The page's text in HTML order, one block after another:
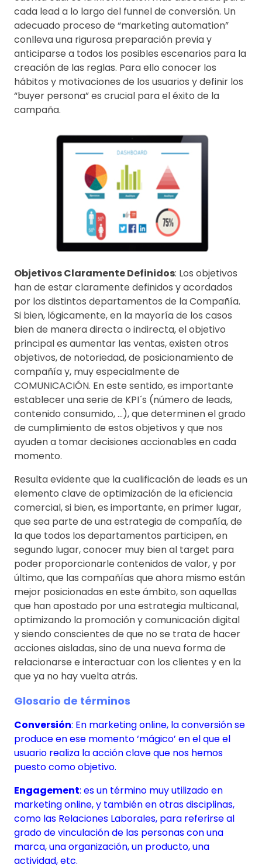
cada lead a lo largo del funnel de conversión. Un
adecuado proceso de “marketing automation”
conlleva una rigurosa preparación previa y
anticiparse a todos los posibles escenarios para la
creación de las reglas. Para ello conocer los
hábitos y motivaciones de los usuarios y definir los
“buyer persona” es crucial para el éxito de la
campaña.
Objetivos Claramente Definidos: Los objetivos
han de estar claramente definidos y acordados
por los distintos departamentos de la Compañía.
Si bien, lógicamente, en la mayoría de los casos
bien de manera directa o indirecta, el objetivo
principal es aumentar las ventas, existen otros
objetivos, de notoriedad, de posicionamiento de
compañía y, muy especialmente de
COMUNICACIÓN. En este sentido, es importante
establecer una serie de KPI´s (número de leads,
contenido consumido, …), que determinen el grado
de cumplimiento de estos objetivos y que nos
ayuden a tomar decisiones accionables en cada
momento.
Resulta evidente que la cualificación de leads es un
elemento clave de optimización de la eficiencia
comercial, si bien, es importante, en primer lugar,
que sea parte de una estrategia de compañía, de
la que todos los departamentos participen, en
segundo lugar, conocer muy bien al target para
poder proporcionarle contenidos de valor, y por
último, que las compañías que ahora mismo están
mejor posicionadas en este ámbito, son aquellas
que han apostado por una estrategia multicanal,
optimizando la promoción y comunicación digital
y siendo conscientes de que no se trata de hacer
acciones aisladas, sino de una nueva forma de
relacionarse e interactuar con los clientes y en la
que ya no hay vuelta atrás.
Glosario de términos
Conversión: En marketing online, la conversión se
produce en ese momento ‘mágico’ en el que el
usuario realiza la acción clave que nos hemos
puesto como objetivo.
Engagement: es un término muy utilizado en
marketing online, y también en otras disciplinas,
como las Relaciones Laborales, para referirse al
grado de vinculación de las personas con una
marca, una organización, un producto, una
actividad, etc.